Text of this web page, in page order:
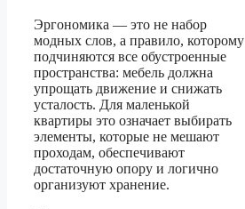
Эргономика — это не набор
модных слов, а правило, которому
подчиняются все обустроенные
пространства: мебель должна
упрощать движение и снижать
усталость. Для маленькой
квартиры это означает выбирать
элементы, которые не мешают
проходам, обеспечивают
достаточную опору и логично
организуют хранение.